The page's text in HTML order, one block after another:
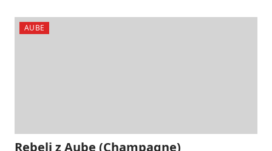
AUBE
Rebeli z Aube (Champagne)